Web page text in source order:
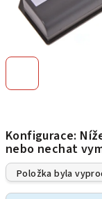
Konfigurace:
nebo nechat
Položka byla